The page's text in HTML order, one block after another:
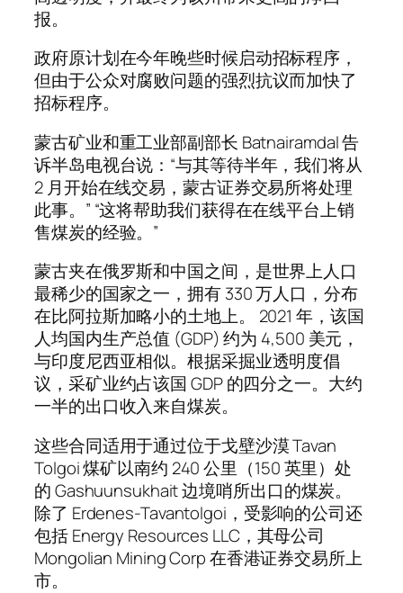
报。
政府原计划在今年晚些时候启动招标程序，
但由于公众对腐败问题的强烈抗议而加快了
招标程序。
蒙古矿业和重工业部副部长 Batnairamdal 告
诉半岛电视台说：“与其等待半年，我们将从
2 月开始在线交易，蒙古证券交易所将处理
此事。” “这将帮助我们获得在在线平台上销
售煤炭的经验。”
蒙古夹在俄罗斯和中国之间，是世界上人口
最稀少的国家之一，拥有 330 万人口，分布
在比阿拉斯加略小的土地上。 2021 年，该国
人均国内生产总值 (GDP) 约为 4,500 美元，
与印度尼西亚相似。根据采掘业透明度倡
议，采矿业约占该国 GDP 的四分之一。大约
一半的出口收入来自煤炭。
这些合同适用于通过位于戈壁沙漠 Tavan
Tolgoi 煤矿以南约 240 公里（150 英里）处
的 Gashuunsukhait 边境哨所出口的煤炭。
除了 Erdenes-Tavantolgoi，受影响的公司还
包括 Energy Resources LLC，其母公司
Mongolian Mining Corp 在香港证券交易所上
市。